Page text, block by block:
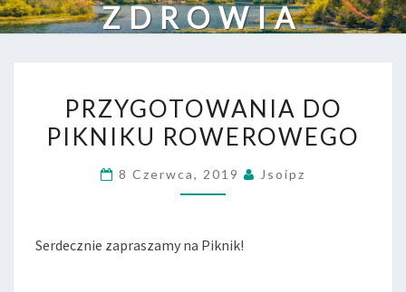
ZDROWIA
DO
PIKNIKU
PRZYGOTOWANIA DO
PIKNIKU ROWEROWEGO
8 Czerwca, 2019 Jsoipz
Serdecznie zapraszamy na Piknik!